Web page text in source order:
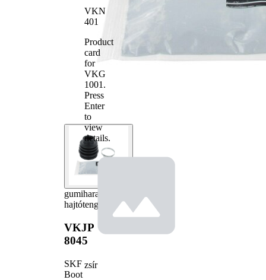
gumiharangkészlet,
hajtótengely
VKJP
8045
SKF
Boot
VKN
401
Product
card
for
VKG
1001 .
Press
Enter
to
view
details.
zsír